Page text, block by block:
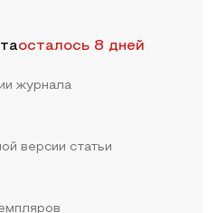
осталось 8 дней
журнала
версии статьи